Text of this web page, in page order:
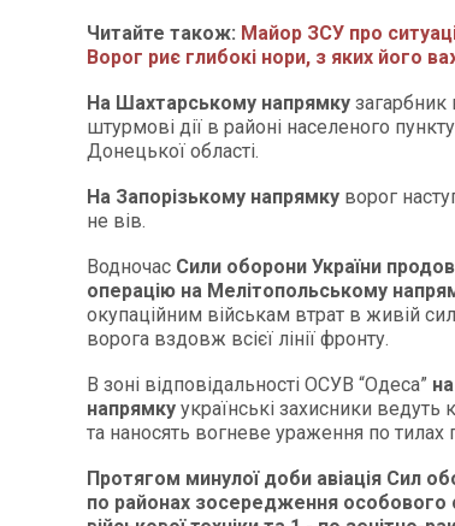
Читайте також: Майор ЗСУ про
Ворог риє глибокі нори, з яких його
На Шахтарському напрямку загарбник
штурмові дії в районі населеного
Донецької області.
На Запорізькому напрямку ворог
не вів.
Водночас Сили оборони України
операцію на Мелітопольському
окупаційним військам втрат в живій
ворога вздовж всієї лінії фронту.
В зоні відповідальності ОСУВ “Одеса”
напрямку українські захисники ведуть
та наносять вогневе ураження по тилах
Протягом минулої доби авіація Сил
по районах зосередження особового